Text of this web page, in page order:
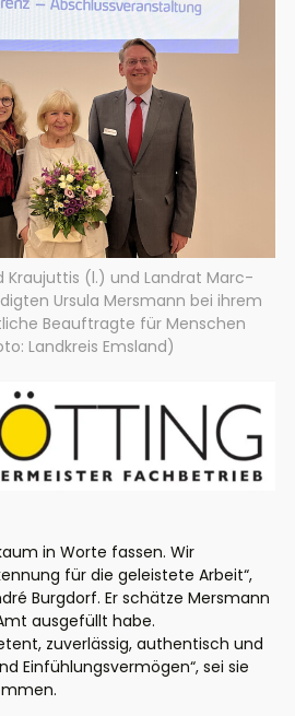
Kraujuttis (l.) und Landrat Marc-
Ursula Mersmann bei ihrem
Beauftragte für Menschen
Landkreis Emsland)
in Worte fassen. Wir
für die geleistete Arbeit“,
Burgdorf. Er schätze Mersmann
ausgefüllt habe.
zuverlässig, authentisch und
Einfühlungsvermögen“, sei sie